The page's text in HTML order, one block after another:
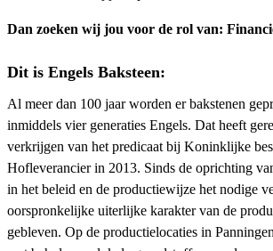
Dan zoeken wij jou voor de rol van:
Dit is Engels Baksteen:
Al meer dan 100 jaar worden er bakstenen
inmiddels vier generaties Engels. Dat heeft
verkrijgen van het predicaat bij Koninklijke
Hofleverancier in 2013. Sinds de oprichting
in het beleid en de productiewijze het nodige
oorspronkelijke uiterlijke karakter van de
gebleven. Op de productielocaties in